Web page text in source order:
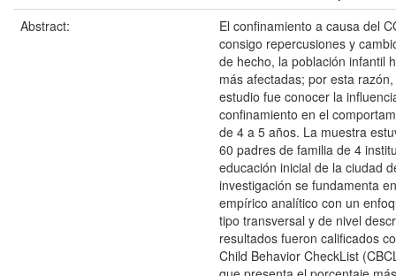
Abstract:
El confinamiento a causa del
consigo repercusiones y
de hecho, la población infantil
más afectadas; por esta
estudio fue conocer la
confinamiento en el
de 4 a 5 años. La muestra
60 padres de familia de 4
educación inicial de la ciudad
investigación se fundamenta
empírico analítico con un
tipo transversal y de nivel
resultados fueron calificados
Child Behavior CheckList